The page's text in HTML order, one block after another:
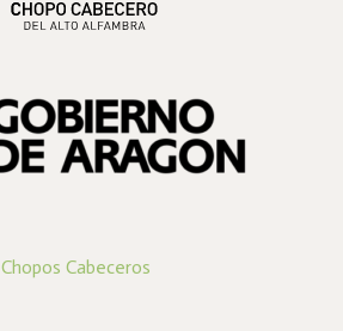
Chopos Cabeceros